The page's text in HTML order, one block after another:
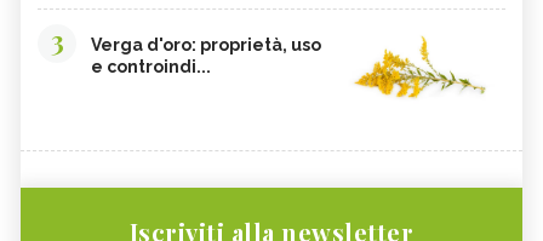
3
Verga d'oro: proprietà, uso
e controindi...
Iscriviti alla newsletter